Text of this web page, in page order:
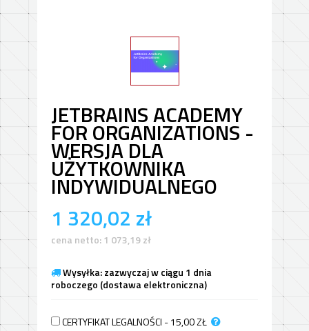
JETBRAINS ACADEMY
FOR ORGANIZATIONS -
WERSJA DLA
UŻYTKOWNIKA
INDYWIDUALNEGO
1 320,02 zł
cena netto:1 073,19zł
Wysyłka: zazwyczaj w ciągu 1 dnia
roboczego (dostawa elektroniczna)
CERTYFIKAT LEGALNOŚCI - 15,00ZŁ